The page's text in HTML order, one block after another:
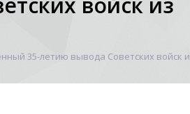
35-летию вывода Советских войск